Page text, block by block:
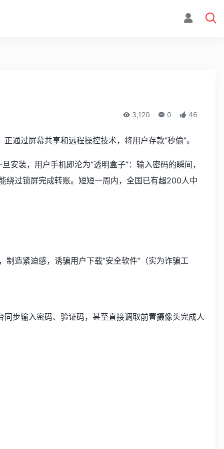
3,120 0 46
正通过屏幕共享和远程操控技术，将用户存款“秒偷”。
安装，用户手机即沦为“透明盒子”：输入密码的瞬间，
绕过锁屏完成转账。短短一周内，全国已有超200人中
造紧迫感，诱骗用户下载“安全软件”（实为诈骗工
步输入密码、验证码，甚至直接调取前置摄像头完成人